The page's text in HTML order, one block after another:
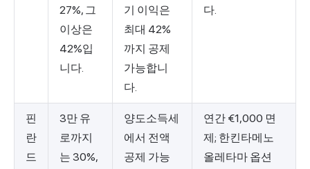
27%, 그
이상은
42%입
니다.
기 이익은
최대 42%
까지 공제
가능합니
다.
다.
핀
란
드
3만 유
로까지
는 30%,
양도소득세
에서 전액
공제 가능
연간 €1,000 면
제; 한킨타메노
올레타마 옵션